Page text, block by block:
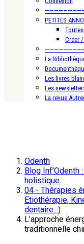
PETITES
Créer
La
Les livres
Les
La revue
Odenth
Blog Inf’Odenth
holistique
04 - Thérapies
Etiothérapie,
dentaire...)
L’approche
traditionnelle